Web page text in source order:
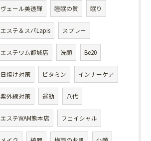
ヴェール美透輝 睡眠の質 眠り
エステ＆スパLapis スプレー
エステワム都城店 洗顔 Be20
日焼け対策 ビタミン インナーケア
紫外線対策 運動 八代
エステWAM熊本店 フェイシャル